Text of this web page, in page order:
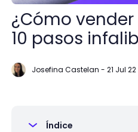
¿Cómo
10 pasos
Josefina Castelan - 21 Jul 22
Índice